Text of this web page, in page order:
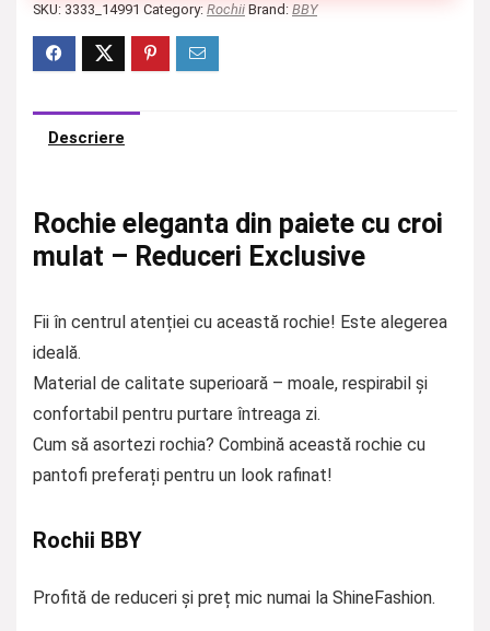
SKU: 3333_14991 Category: Rochii Brand: BBY
Descriere
Rochie eleganta din paiete cu croi
mulat – Reduceri Exclusive
Fii în centrul atenției cu această rochie! Este alegerea
ideală.
Material de calitate superioară – moale, respirabil și
confortabil pentru purtare întreaga zi.
Cum să asortezi rochia? Combină această rochie cu
pantofi preferați pentru un look rafinat!
Rochii BBY
Profită de reduceri și preț mic numai la ShineFashion.